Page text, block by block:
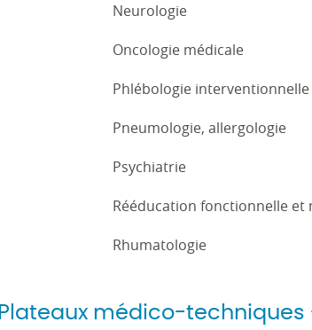
Neurologie
Oncologie médicale
Phlébologie
Pneumologie, allergologie
Psychiatrie
Rééducation fonctionnelle et
Rhumatologie
Plateaux médico-techniques